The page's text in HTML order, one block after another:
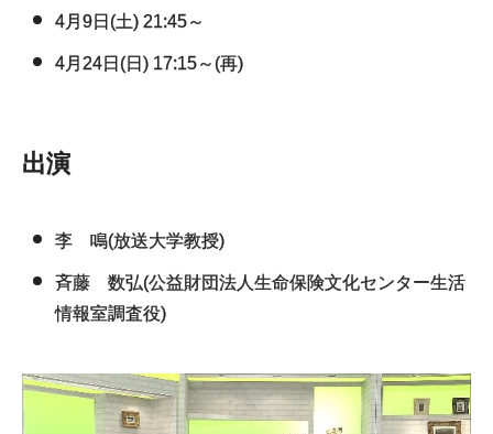
4月9日(土) 21:45～
4月24日(日) 17:15～(再)
出演
李 鳴(放送大学教授)
斉藤 数弘(公益財団法人生命保険文化センター生活
情報室調査役)